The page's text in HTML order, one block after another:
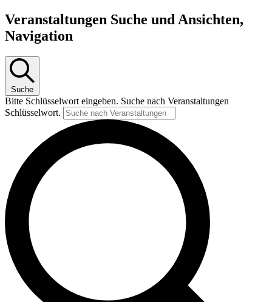
Veranstaltungen Suche und Ansichten,
Navigation
Suche
Bitte Schlüsselwort eingeben. Suche nach Veranstaltungen
Schlüsselwort.